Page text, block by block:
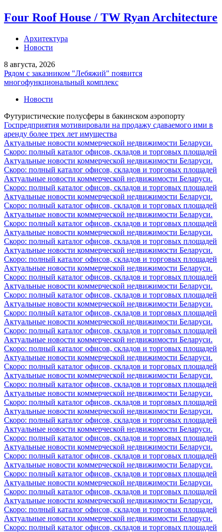
Four Roof House / TW Ryan Architecture
Архитектура
Новости
8 августа, 2026
Рядом с заказником "Лебяжий" появится
многофункциональный комплекс
Новости
Футуристические полусферы в бакинском аэропорту
Госпредприятия мотивировали на продажу сдаваемого ими в
аренду более трех лет имущества
Актуальные новости коммерческой недвижимости Беларуси.
Скоро: полный каталог офисов, складов и торговых площадей
Актуальные новости коммерческой недвижимости Беларуси.
Скоро: полный каталог офисов, складов и торговых площадей
Актуальные новости коммерческой недвижимости Беларуси.
Скоро: полный каталог офисов, складов и торговых площадей
Актуальные новости коммерческой недвижимости Беларуси.
Скоро: полный каталог офисов, складов и торговых площадей
Актуальные новости коммерческой недвижимости Беларуси.
Скоро: полный каталог офисов, складов и торговых площадей
Актуальные новости коммерческой недвижимости Беларуси.
Скоро: полный каталог офисов, складов и торговых площадей
Актуальные новости коммерческой недвижимости Беларуси.
Скоро: полный каталог офисов, складов и торговых площадей
Актуальные новости коммерческой недвижимости Беларуси.
Скоро: полный каталог офисов, складов и торговых площадей
Актуальные новости коммерческой недвижимости Беларуси.
Скоро: полный каталог офисов, складов и торговых площадей
Актуальные новости коммерческой недвижимости Беларуси.
Скоро: полный каталог офисов, складов и торговых площадей
Актуальные новости коммерческой недвижимости Беларуси.
Скоро: полный каталог офисов, складов и торговых площадей
Актуальные новости коммерческой недвижимости Беларуси.
Скоро: полный каталог офисов, складов и торговых площадей
Актуальные новости коммерческой недвижимости Беларуси.
Скоро: полный каталог офисов, складов и торговых площадей
Актуальные новости коммерческой недвижимости Беларуси.
Скоро: полный каталог офисов, складов и торговых площадей
Актуальные новости коммерческой недвижимости Беларуси.
Скоро: полный каталог офисов, складов и торговых площадей
Актуальные новости коммерческой недвижимости Беларуси.
Скоро: полный каталог офисов, складов и торговых площадей
Актуальные новости коммерческой недвижимости Беларуси.
Скоро: полный каталог офисов, складов и торговых площадей
Актуальные новости коммерческой недвижимости Беларуси.
Скоро: полный каталог офисов, складов и торговых площадей
Актуальные новости коммерческой недвижимости Беларуси.
Скоро: полный каталог офисов, складов и торговых площадей
Актуальные новости коммерческой недвижимости Беларуси.
Скоро: полный каталог офисов, складов и торговых площадей
Актуальные новости коммерческой недвижимости Беларуси.
Скоро: полный каталог офисов, складов и торговых площадей
Актуальные новости коммерческой недвижимости Беларуси.
Скоро: полный каталог офисов, складов и торговых площадей